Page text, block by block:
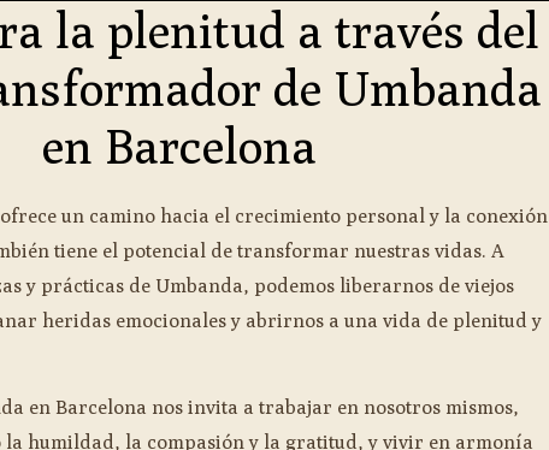
la plenitud a través del
de Umbanda
en Barcelona
un camino hacia el crecimiento personal y la conexión
tiene el potencial de transformar nuestras vidas. A
y prácticas de Umbanda, podemos liberarnos de viejos
heridas emocionales y abrirnos a una vida de plenitud y
en Barcelona nos invita a trabajar en nosotros mismos,
humildad, la compasión y la gratitud, y vivir en armonía